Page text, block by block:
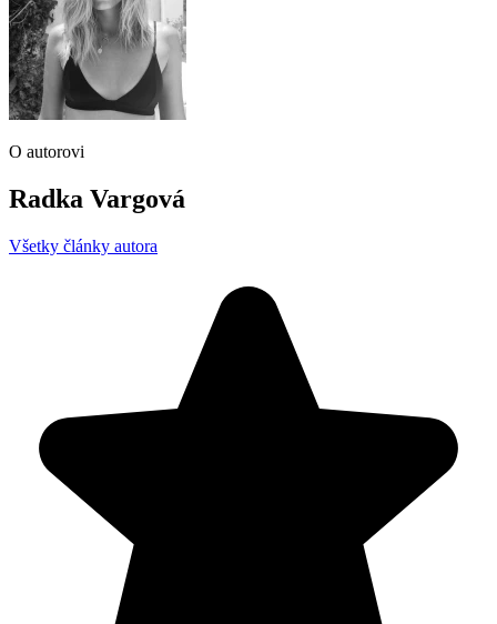
O autorovi
Radka Vargová
Všetky články autora